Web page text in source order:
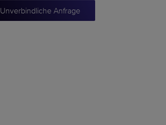
Unverbindliche Anfrage